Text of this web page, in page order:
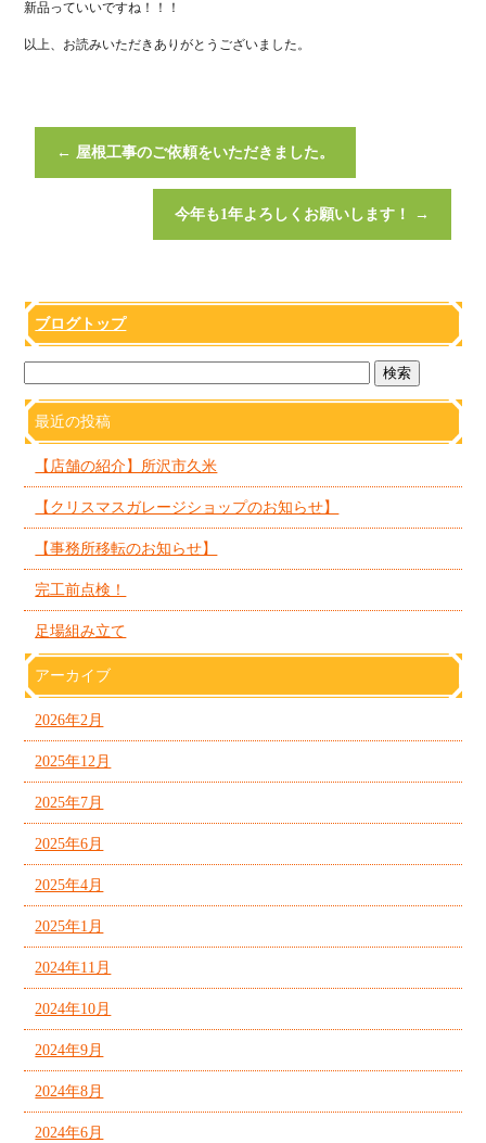
新品っていいですね！！！
以上、お読みいただきありがとうございました。
← 屋根工事のご依頼をいただきました。
今年も1年よろしくお願いします！ →
ブログトップ
最近の投稿
【店舗の紹介】所沢市久米
【クリスマスガレージショップのお知らせ】
【事務所移転のお知らせ】
完工前点検！
足場組み立て
アーカイブ
2026年2月
2025年12月
2025年7月
2025年6月
2025年4月
2025年1月
2024年11月
2024年10月
2024年9月
2024年8月
2024年6月